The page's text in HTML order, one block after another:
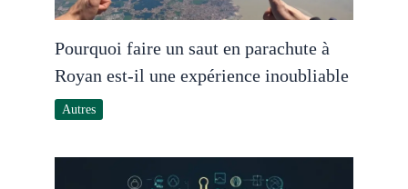
Pourquoi faire un saut en parachute à
Royan est-il une expérience inoubliable
Autres